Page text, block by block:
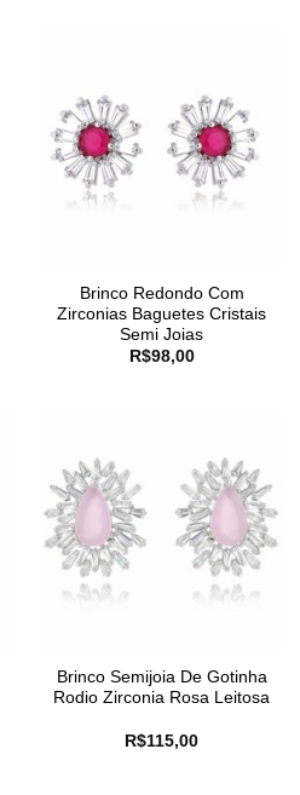
Brinco Redondo Com
Zirconias Baguetes Cristais
Semi Joias
R$98,00
Brinco Semijoia De Gotinha
Rodio Zirconia Rosa Leitosa
R$115,00